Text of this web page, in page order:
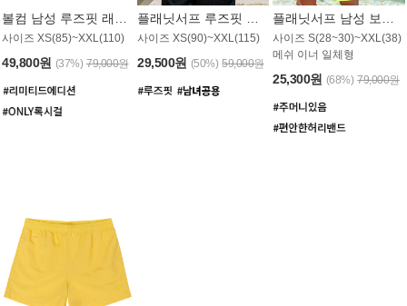
사이즈 XS(85)~XXL(110)
49,800원 (37%) 79,000원
사이즈 XS(90)~XXL(115)
29,500원 (50%) 59,000원
사이즈 S(28~30)~XXL(38)
메쉬 이너 일체형
25,300원 (68%) 79,000원